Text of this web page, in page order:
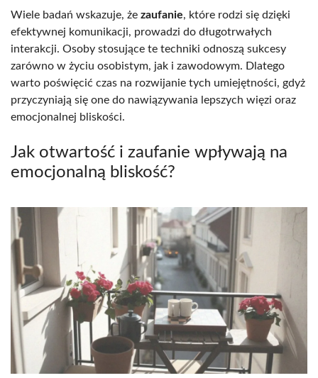
Wiele badań wskazuje, że zaufanie, które rodzi się dzięki
efektywnej komunikacji, prowadzi do długotrwałych
interakcji. Osoby stosujące te techniki odnoszą sukcesy
zarówno w życiu osobistym, jak i zawodowym. Dlatego
warto poświęcić czas na rozwijanie tych umiejętności, gdyż
przyczyniają się one do nawiązywania lepszych więzi oraz
emocjonalnej bliskości.
Jak otwartość i zaufanie wpływają na
emocjonalną bliskość?